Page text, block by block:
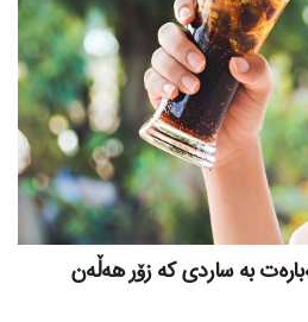
بە ساردی کە زۆر هەڵەن